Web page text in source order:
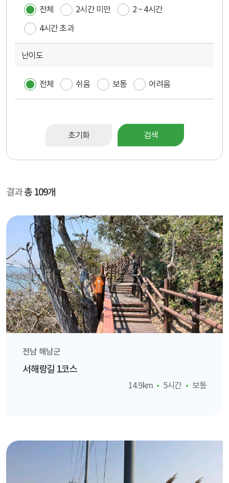
전체 2시간 미만
2 ~ 4시간
4시간 초과
난이도
전체 쉬움 보통 어려움
초기화 검색
결과총 109개
전남 해남군
서해랑길 1코스
14.9km 5시간 보통